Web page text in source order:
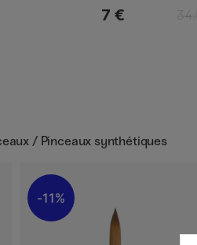
7 €
/ Pinceaux synthétiques
11%